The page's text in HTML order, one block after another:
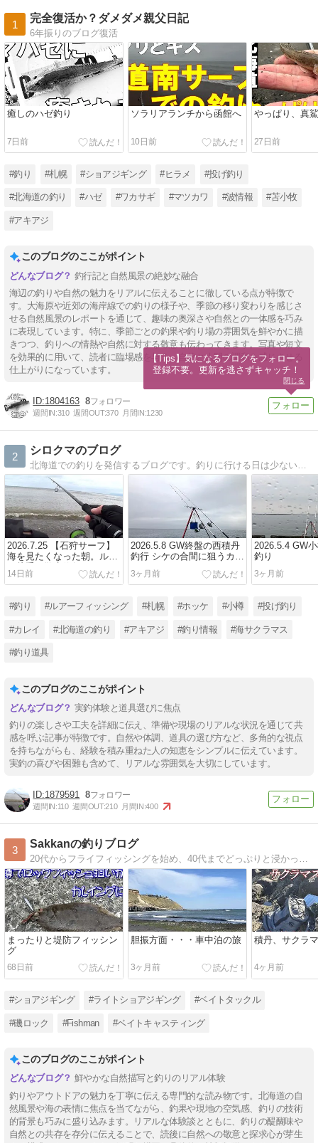
1
完全復活か？ダメダメ親父日記
6年振りのブログ復活
癒しのハゼ釣り
7日前
ソラリアランチから函館へ
10日前
やっぱり、真
27日前
#釣り #札幌 #ショアジギング #ヒラメ #投げ釣り
#北海道の釣り #ハゼ #ワカサギ #マツカワ #波情報 #苫小牧
#アキアジ
このブログのここがポイント
釣行記と自然風景の絶妙な融合
海辺の釣りや自然の魅力をリアルに伝えることに徹している点が特徴で
す。大海原や近郊の海岸線での釣りの様子や、季節の移り変わりを感じさ
せる自然風景のレポートを通じて、趣味の奥深さや自然との一体感を巧み
に表現しています。特に、季節ごとの釣果や釣り場の雰囲気を鮮やかに描
きつつ、釣りへの情熱や自然に対する敬意も伝わってきます。写真や短文
を効果的に用いて、読者に臨場感を与え、自然と人間の調和を感じさせる
仕上がりになっています。
1804163 8
週間IN:310 週間OUT:370 月間IN:1230
2
シロクマのブログ
2026.7.25 【石狩サーフ】
海を見たくなった朝。ルア
ー片手に散歩釣行
14日前
2026.5.8 GW終盤の西積丹
釣行 シケの合間に狙うカレ
イ、ホッケ
3ヶ月前
2026.5.4 GW
釣り
3ヶ月前
#釣り #ルアーフィッシング #札幌 #ホッケ #小樽 #投げ釣り
#カレイ #北海道の釣り #アキアジ #釣り情報 #海サクラマス
#釣り道具
このブログのここがポイント
実釣体験と道具選びに焦点
釣りの楽しさや工夫を詳細に伝え、準備や現場のリアルな状況を通じて共
感を呼ぶ記事が特徴です。自然や体調、道具の選び方など、多角的な視点
を持ちながらも、経験を積み重ねた人の知恵をシンプルに伝えています。
実釣の喜びや困難も含めて、リアルな雰囲気を大切にしています。
1879591 8
週間IN:110 週間OUT:210 月間IN:400
3
Sakkanの釣りブログ
まったりと堤防フィッシン
グ
68日前
胆振方面・・・車中泊の旅
3ヶ月前
積丹、サクラ
4ヶ月前
#ショアジギング #ライトショアジギング #ベイトタックル
#磯ロック #Fishman #ベイトキャスティング
このブログのここがポイント
鮮やかな自然描写と釣りのリアル体験
釣りやアウトドアの魅力を丁寧に伝える専門的な読み物です。北海道の自
然風景や海の表情に焦点を当てながら、釣果や現地の空気感、釣りの技術
的背景も巧みに盛り込みます。リアルな体験談とともに、釣りの醍醐味や
自然との共存を存分に伝えることで、読後に自然への敬意と探求心が芽生
【Tips】気になるブログをフォロー。
登録不要。更新を逃さずキャッチ！
閉じる